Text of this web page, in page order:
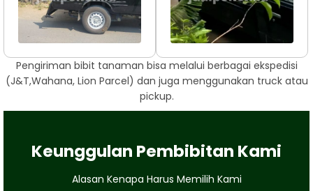
Pengiriman bibit tanaman bisa melalui berbagai ekspedisi
(J&T,Wahana, Lion Parcel) dan juga menggunakan truck atau
pickup.
Keunggulan Pembibitan Kami
Alasan Kenapa Harus Memilih Kami